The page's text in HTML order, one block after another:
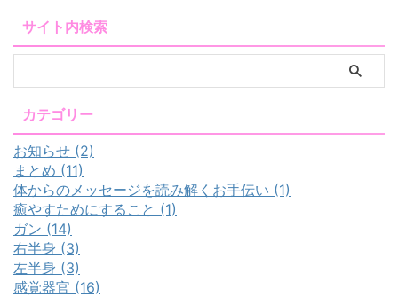
サイト内検索
カテゴリー
お知らせ (2)
まとめ (11)
体からのメッセージを読み解くお手伝い (1)
癒やすためにすること (1)
ガン (14)
右半身 (3)
左半身 (3)
感覚器官 (16)